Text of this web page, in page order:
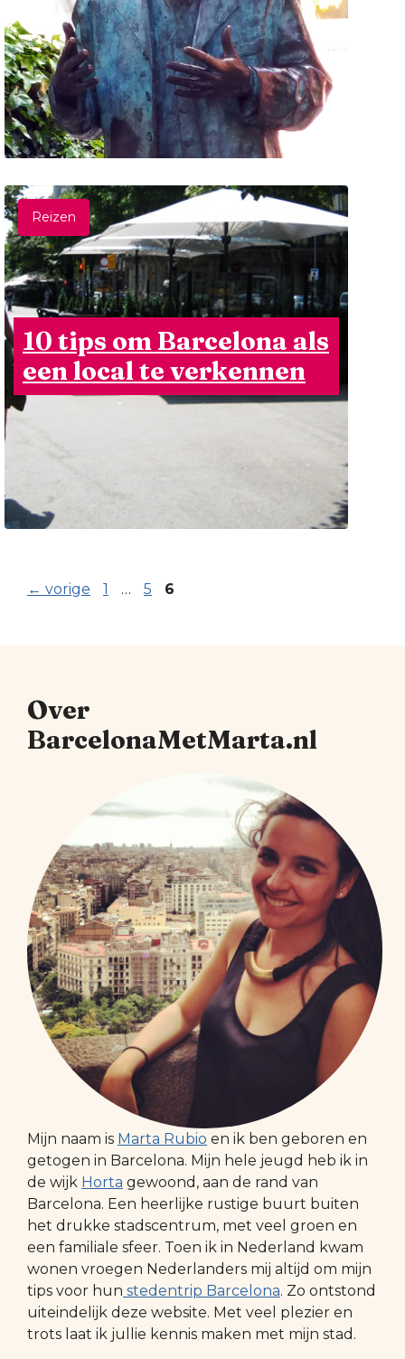
Reizen
10 tips om Barcelona als
een local te verkennen
← vorige Pagina
1 … Pagina
5 Pagina
6
Over
BarcelonaMetMarta.nl
Mijn naam is Marta Rubio en ik ben geboren en
getogen in Barcelona. Mijn hele jeugd heb ik in
de wijk Horta gewoond, aan de rand van
Barcelona. Een heerlijke rustige buurt buiten
het drukke stadscentrum, met veel groen en
een familiale sfeer. Toen ik in Nederland kwam
wonen vroegen Nederlanders mij altijd om mijn
tips voor hun stedentrip Barcelona. Zo ontstond
uiteindelijk deze website. Met veel plezier en
trots laat ik jullie kennis maken met mijn stad.